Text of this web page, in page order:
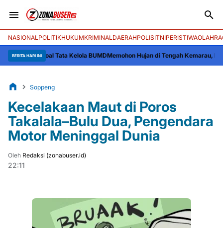
NASIONALPOLITIKHUKUMKRIMINALDAERAHPOLISITNIPERISTIWA
BERITA HARI INI
soal Tata Kelola BUMDMemohon Hujan di Tengah Kemarau, Ratusan
Soppeng
Kecelakaan Maut di Poros
Takalala–Bulu Dua, Pengendara
Motor Meninggal Dunia
Oleh Redaksi (zonabuser.id)
22:11